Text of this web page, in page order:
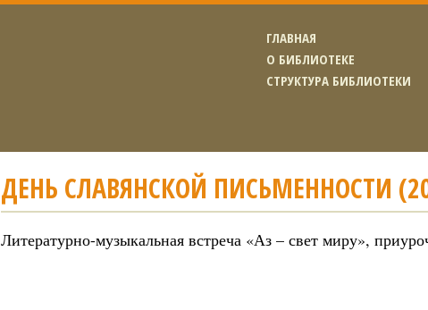
ГЛАВНАЯ
О БИБЛИОТЕКЕ
СТРУКТУРА БИБЛИОТЕКИ
ДЕНЬ СЛАВЯНСКОЙ ПИСЬМЕННОСТИ
Литературно-музыкальная встреча «Аз – свет миру»,